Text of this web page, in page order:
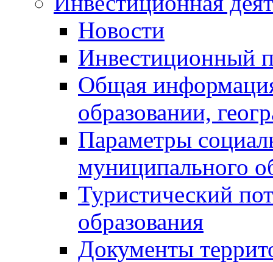
Новости
Инвестиционный
Общая
образовании,
Параметры
муниципального
Туристический
образования
Документы